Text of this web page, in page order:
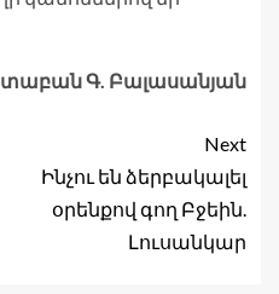
Գ. Բալասանյան
Next
Ինչու են ձերբակալել
օրենքով գող Բջեին.
Լուսանկար